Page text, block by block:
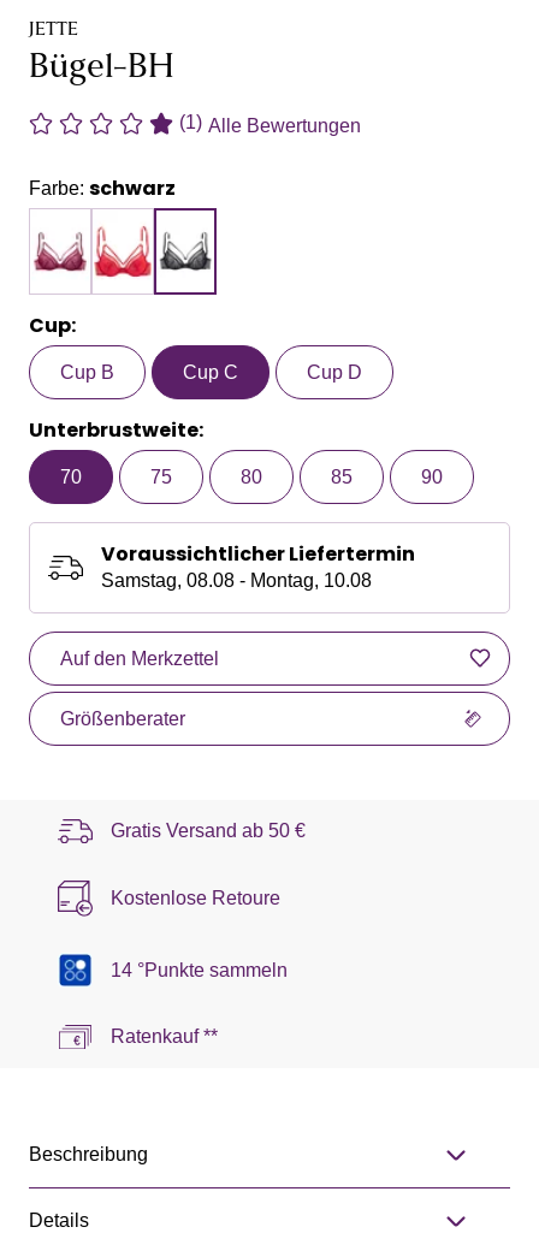
JETTE
Bügel-BH
(1) Alle Bewertungen
Farbe: schwarz
Cup:
Cup B Cup C Cup D
Unterbrustweite:
70 75 80 85 90
Voraussichtlicher Liefertermin
Samstag, 08.08 - Montag, 10.08
Auf den Merkzettel
Größenberater
Gratis Versand ab 50 €
Kostenlose Retoure
14 °Punkte sammeln
Ratenkauf **
Beschreibung
Details